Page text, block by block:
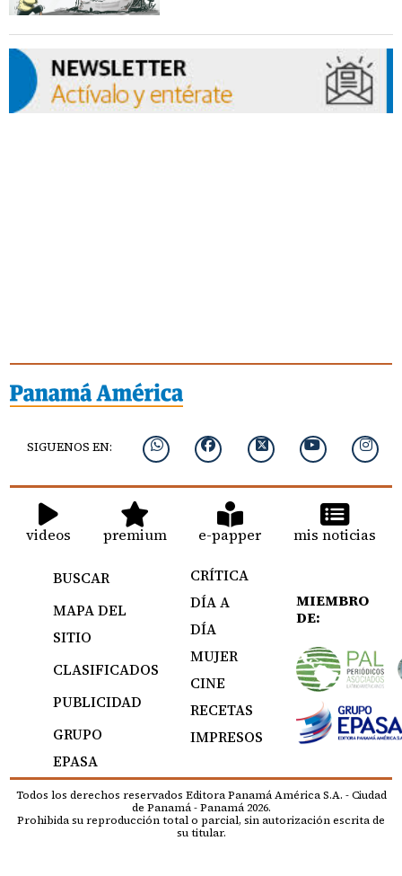
SIGUENOS EN:
videos premium e-papper mis noticias
BUSCAR
MAPA DEL
SITIO
CLASIFICADOS
PUBLICIDAD
GRUPO
EPASA
CRÍTICA
DÍA A
DÍA
MUJER
CINE
RECETAS
IMPRESOS
MIEMBRO
DE:
Todos los derechos reservados Editora Panamá América S.A. - Ciudad
de Panamá - Panamá 2026.
Prohibida su reproducción total o parcial, sin autorización escrita de
su titular.